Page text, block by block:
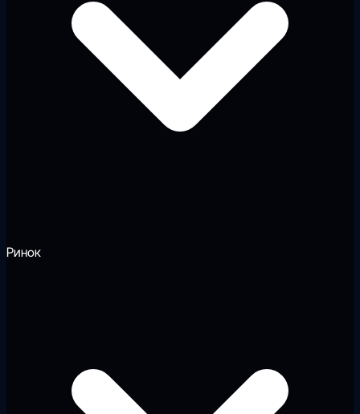
Ринок